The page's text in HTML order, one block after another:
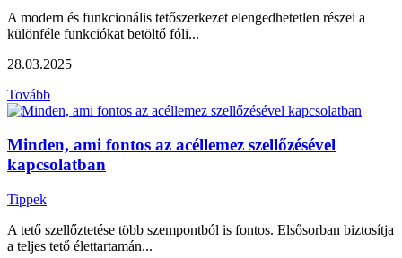
A modern és funkcionális tetőszerkezet elengedhetetlen részei a
különféle funkciókat betöltő fóli...
28.03.2025
Tovább
Minden, ami fontos az acéllemez szellőzésével
kapcsolatban
Tippek
A tető szellőztetése több szempontból is fontos. Elsősorban biztosítja
a teljes tető élettartamán...